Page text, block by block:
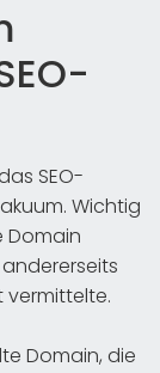
SEO-
Wichtig
Domain
vermittelte.
Domain, die